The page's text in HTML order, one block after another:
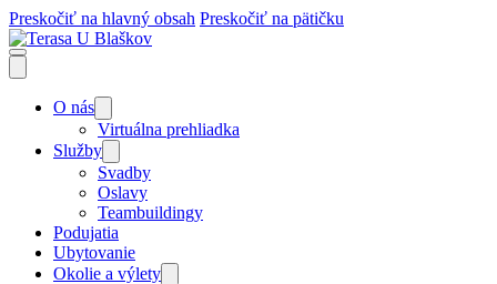
Preskočiť na hlavný obsah Preskočiť na pätičku
O nás
Virtuálna prehliadka
Služby
Svadby
Oslavy
Teambuildingy
Podujatia
Ubytovanie
Okolie a výlety